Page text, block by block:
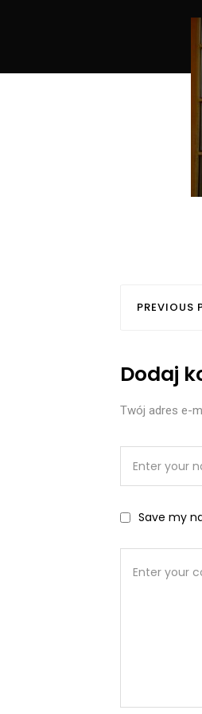
PREVIOUS
Dodaj
Twój adres e-
Save my